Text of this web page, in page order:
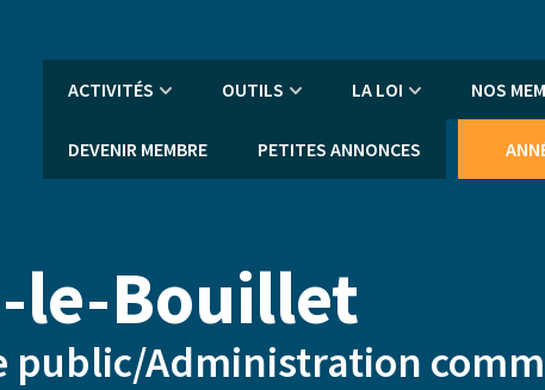
Navigation
ACTIVITÉS OUTILS LA LOI NOS
DEVENIR MEMBRE PETITES ANNONCES
le-Bouillet
public/Administration